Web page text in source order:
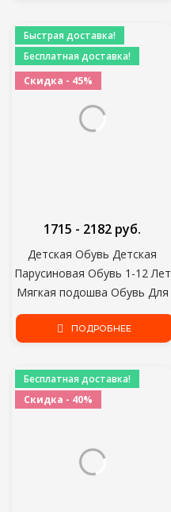
Производительность Обувь
D785
Быстрая доставка!
Бесплатная доставка!
Скидка - 45%
Детская Обувь Детская
Парусиновая Обувь 1-12 Лет
Мягкая подошва Обувь Для
Мальчиков Детская Обувь
Для Девочек Спортивная
Повседневная Обувь
Детские кроссовки
1715 - 2182 руб.
ПОДРОБНЕЕ
Бесплатная доставка!
Скидка - 40%